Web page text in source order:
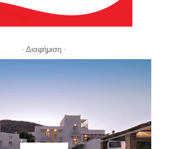
- Διαφήμιση -